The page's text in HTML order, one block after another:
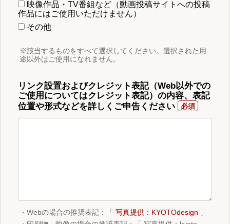
映像作品・TV番組など（動画投稿サイトへの投稿
作品にはご使用いただけません）
その他
※該当するものをすべて選択してください。選択された用
途以外はご使用になれません。
リンク設置およびクレジット表記（Web以外での
ご使用についてはクレジット表記）の内容、表記
位置や形式などを詳しくご申告ください
・Webの場合の推奨表記：「 写真提供：KYOTOdesign 」